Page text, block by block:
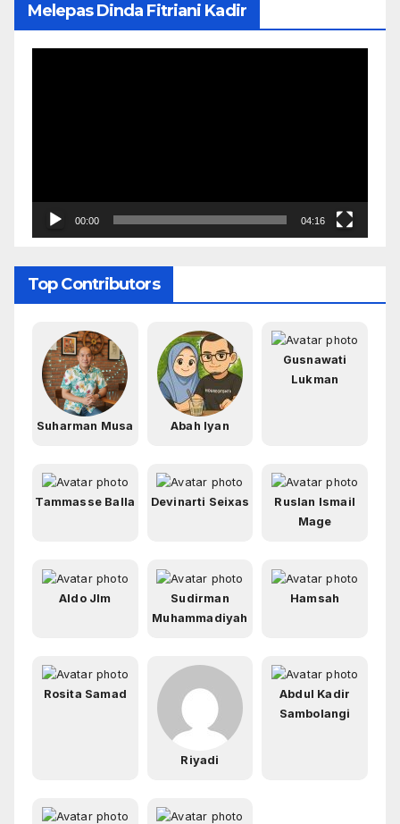
Melepas Dinda Fitriani Kadir
00:00 04:16
Top Contributors
Suharman Musa Abah Iyan
Gusnawati
Lukman
Tammasse Balla Devinarti Seixas
Ruslan Ismail
Mage
Aldo Jlm
Sudirman
Muhammadiyah
Hamsah
Rosita Samad
Riyadi
Abdul Kadir
Sambolangi